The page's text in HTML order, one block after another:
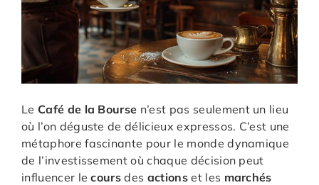
Le Café de la Bourse n’est pas seulement un lieu
où l’on déguste de délicieux expressos. C’est une
métaphore fascinante pour le monde dynamique
de l’investissement où chaque décision peut
influencer lecours des actionset les marchés